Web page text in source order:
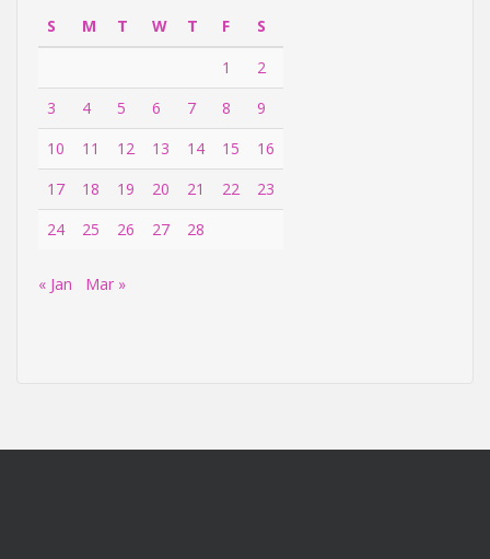
S
M T W T F
S
1
2
3
4 5 6 7 8
9
10
11 12 13 14 15
16
17
18 19 20 21 22
23
24
25 26 27 28
« Jan Mar »